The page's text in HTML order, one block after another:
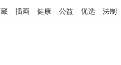
插画 健康 公益 优选 法制